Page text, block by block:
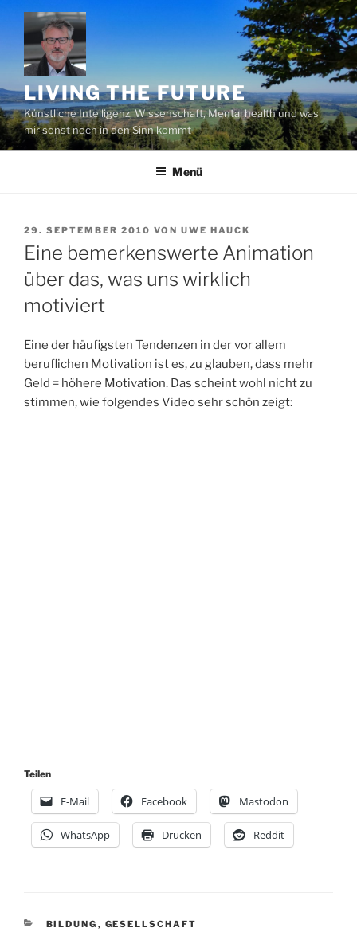
Zum
Inhalt
springen
LIVING THE FUTURE
Künstliche Intelligenz, Wissenschaft, Mental health und was
mir sonst noch in den Sinn kommt
Menü
VERÖFFENTLICHT
AM
29. SEPTEMBER 2010 VON UWE HAUCK
Eine bemerkenswerte Animation
über das, was uns wirklich
motiviert
Eine der häufigsten Tendenzen in der vor allem
beruflichen Motivation ist es, zu glauben, dass mehr
Geld = höhere Motivation. Das scheint wohl nicht zu
stimmen, wie folgendes Video sehr schön zeigt:
Teilen
E-Mail Facebook Mastodon
WhatsApp Drucken Reddit
KATEGORIEN
BILDUNG , GESELLSCHAFT